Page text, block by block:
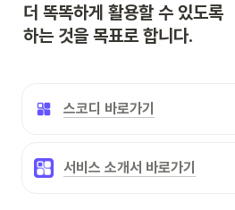
더 똑똑하게 활용할 수 있도록
하는 것을 목표로 합니다.
스코디 바로가기
서비스 소개서 바로가기